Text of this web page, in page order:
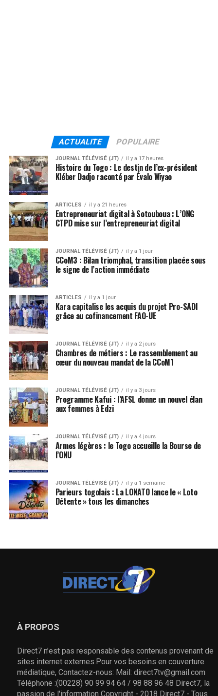
ACTUALITE POPULAIRE
JOURNAL TÉLÉVISÉ (JT) il y a 17 heures
Histoire du Togo : Le destin de l’ex-président
Kléber Dadjo raconté par Évalo Wiyao
ARTICLES il y a 21 heures
Entrepreneuriat digital à Sotouboua : L’ONG
CTPD mise sur l’entrepreneuriat digital
JOURNAL TÉLÉVISÉ (JT) il y a 1 jour
CCoM3 : Bilan triomphal, transition placée sous
le signe de l’action immédiate
ARTICLES il y a 1 jour
Kara capitalise les acquis du projet Pro-SADI
grâce au cofinancement FAO-UE
JOURNAL TÉLÉVISÉ (JT) il y a 2 jours
Chambres de métiers : Le rassemblement au
cœur du nouveau mandat de la CCoM1
JOURNAL TÉLÉVISÉ (JT) il y a 3 jours
Programme Kafui : l’AFSL donne un nouvel élan
aux femmes à Edzi
JOURNAL TÉLÉVISÉ (JT) il y a 4 jours
Armes légères : le Togo accueille la Bourse de
l’ONU
JOURNAL TÉLÉVISÉ (JT) il y a 1 semaine
Parieurs togolais : La LONATO lance le « Loto
Détente » tous les dimanches
À PROPOS
Direct7 n’est pas responsable des contenus provenant de
sites internet externes.Pour vos besoins en couverture
médiatique, Contactez-nous: Mail: direct7tv@gmail.com
Téléphone :(00228) 90 99 94 64 / 98 88 96 48 Direct7, la
passion de l'information Copyright - 2018 Direct7 - Tous